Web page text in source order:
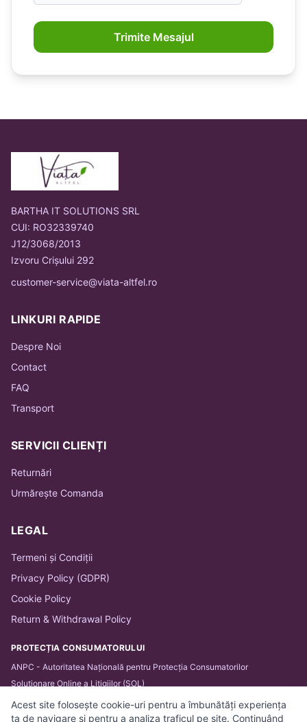
Trimite Mesajul
BARTHA IT SOLUTIONS SRL
CUI: RO32339740
J12/3068/2013
Izvoru Crișului 292
customer-service@viata-altfel.ro
LINKURI RAPIDE
Despre Noi
Contact
FAQ
Transport
SERVICII CLIENȚI
Returnări
Urmărește Comanda
LEGAL
Termeni și Condiții
Privacy Policy (GDPR)
Cookie Policy
Return & Withdrawal Policy
PROTECȚIA CONSUMATORULUI
ANPC - Autoritatea Națională pentru Protecția Consumatorilor
Soluționare Online a Litigiilor (SOL)
Acest site folosește cookie-uri pentru a îmbunătăți experiența
ta de navigare și pentru a analiza traficul pe site. Continuând